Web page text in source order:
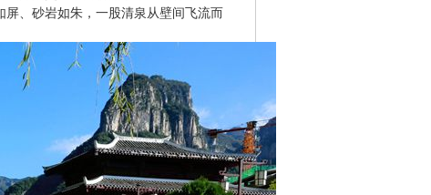
、砂岩如朱，一股清泉从壁间飞流而